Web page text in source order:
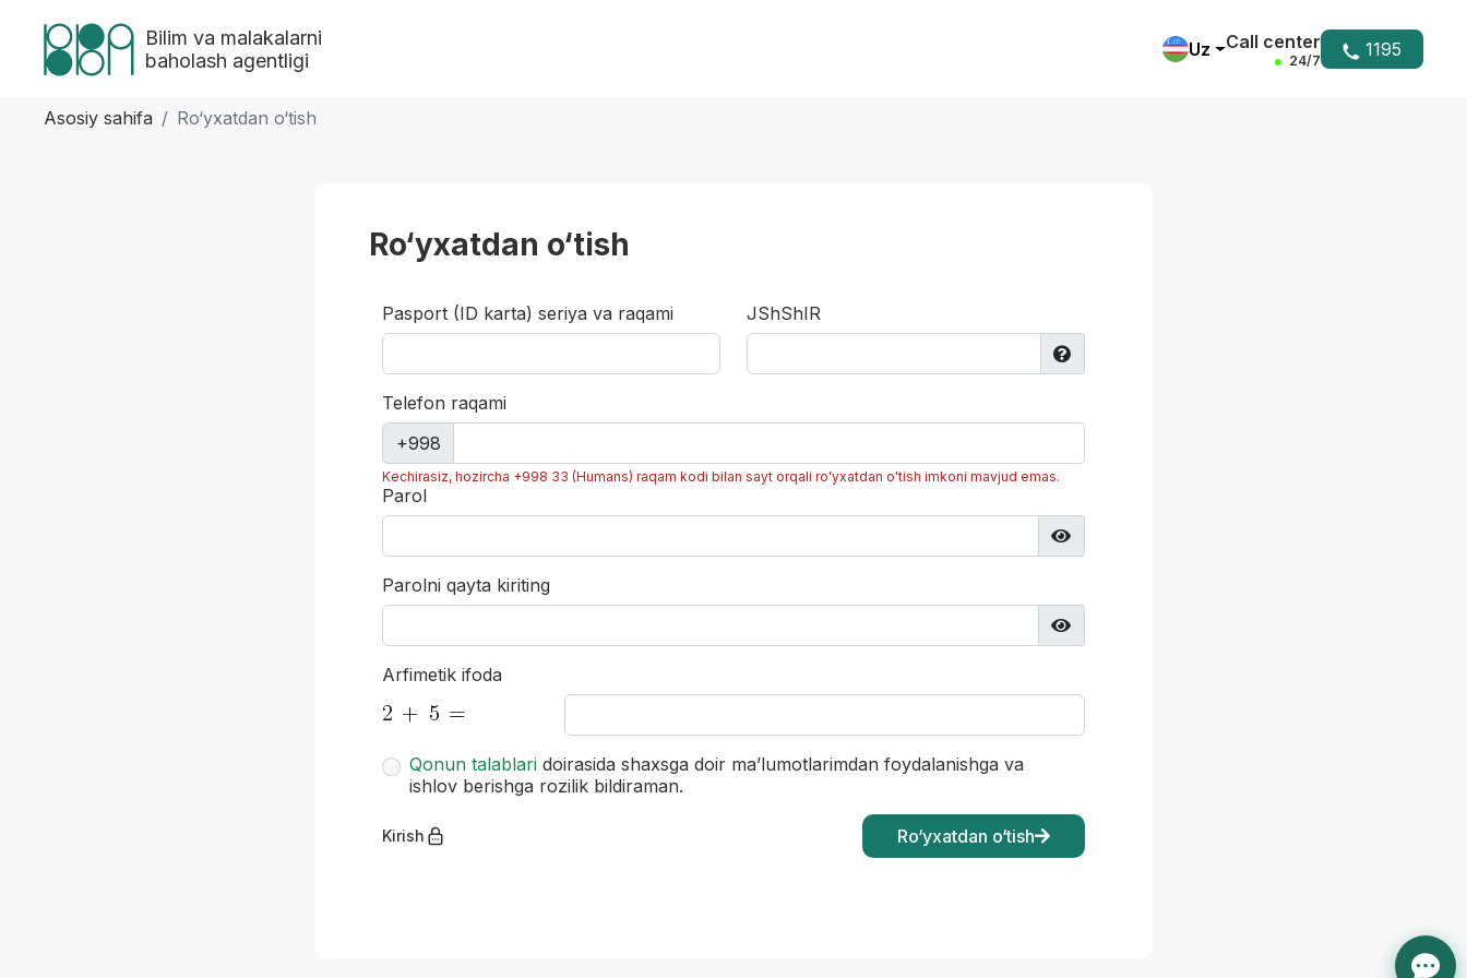
Bilim va malakalarni
baholash agentligi
Uz Call center
24/7 1195
Asosiy sahifa Ro‘yxatdan o‘tish
Ro‘yxatdan o‘tish
Pasport (ID karta) seriya va raqami JShShIR
Telefon raqami
+998
Kechirasiz, hozircha +998 33 (Humans) raqam kodi bilan sayt orqali ro'yxatdan o'tish imkoni mavjud emas.
Parol
Parolni qayta kiriting
Arfimetik ifoda
Qonun talablaridoirasida shaxsga doir maʼlumotlarimdan foydalanishga va
ishlov berishga rozilik bildiraman.
Kirish Ro‘yxatdan o‘tish